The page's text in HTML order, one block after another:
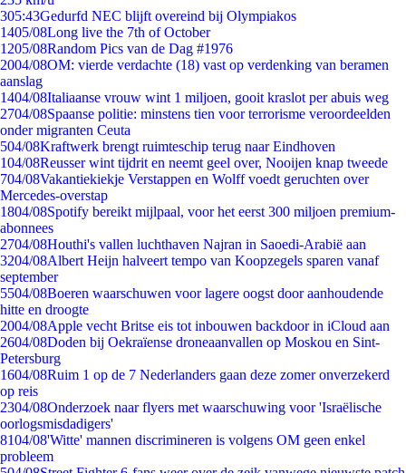
305:43Gedurfd NEC blijft overeind bij Olympiakos
1405/08Long live the 7th of October
1205/08Random Pics van de Dag #1976
2004/08OM: vierde verdachte (18) vast op verdenking van beramen
aanslag
1404/08Italiaanse vrouw wint 1 miljoen, gooit kraslot per abuis weg
2704/08Spaanse politie: minstens tien voor terrorisme veroordeelden
onder migranten Ceuta
504/08Kraftwerk brengt ruimteschip terug naar Eindhoven
104/08Reusser wint tijdrit en neemt geel over, Nooijen knap tweede
704/08Vakantiekiekje Verstappen en Wolff voedt geruchten over
Mercedes-overstap
1804/08Spotify bereikt mijlpaal, voor het eerst 300 miljoen premium-
abonnees
2704/08Houthi's vallen luchthaven Najran in Saoedi-Arabië aan
3204/08Albert Heijn halveert tempo van Koopzegels sparen vanaf
september
5504/08Boeren waarschuwen voor lagere oogst door aanhoudende
hitte en droogte
2004/08Apple vecht Britse eis tot inbouwen backdoor in iCloud aan
2604/08Doden bij Oekraïense droneaanvallen op Moskou en Sint-
Petersburg
1604/08Ruim 1 op de 7 Nederlanders gaan deze zomer onverzekerd
op reis
2304/08Onderzoek naar flyers met waarschuwing voor 'Israëlische
oorlogsmisdadigers'
8104/08'Witte' mannen discrimineren is volgens OM geen enkel
probleem